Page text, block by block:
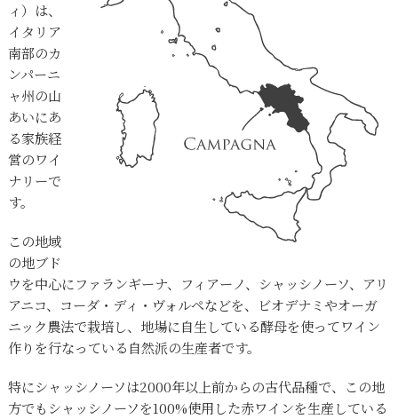
ィ）は、
イタリア
南部のカ
ンパーニ
ャ州の山
あいにあ
る家族経
営のワイ
ナリーで
す。
この地域
の地ブド
ウを中心にファランギーナ、フィアーノ、シャッシノーソ、アリ
アニコ、コーダ・ディ・ヴォルペなどを、ビオデナミやオーガ
ニック農法で栽培し、地場に自生している酵母を使ってワイン
作りを行なっている自然派の生産者です。
特にシャッシノーソは2000年以上前からの古代品種で、この地
方でもシャッシノーソを100%使用した赤ワインを生産している